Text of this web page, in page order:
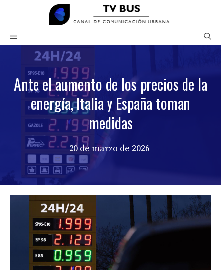
contenido
Menú
Ante el aumento de los precios de la
energía, Italia y España toman
medidas
20 de marzo de 2026